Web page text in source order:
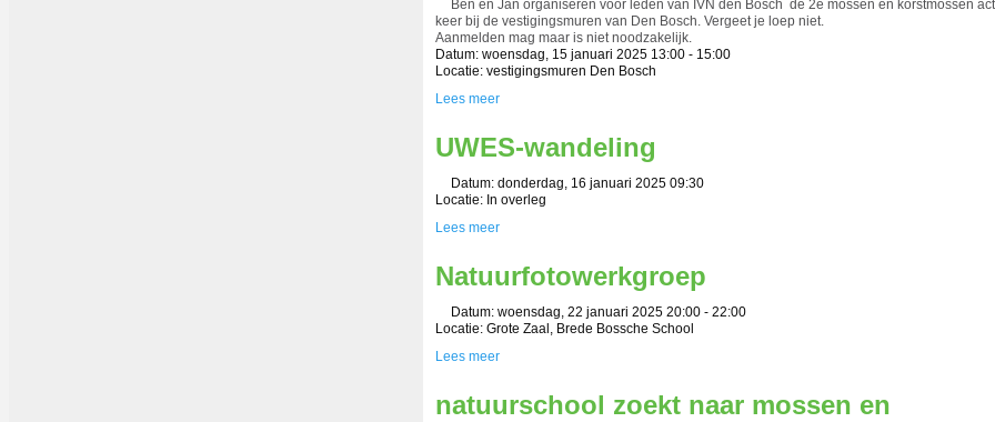
Ben en Jan organiseren voor leden van IVN den Bosch de 2e mossen en korstmossen
keer bij de vestigingsmuren van Den Bosch. Vergeet je loep niet.
Aanmelden mag maar is niet noodzakelijk.
Datum: woensdag, 15 januari 2025 13:00 - 15:00
Locatie: vestigingsmuren Den Bosch
Lees meer
UWES-wandeling
Datum: donderdag, 16 januari 2025 09:30
Locatie: In overleg
Lees meer
Natuurfotowerkgroep
Datum: woensdag, 22 januari 2025 20:00 - 22:00
Locatie: Grote Zaal, Brede Bossche School
Lees meer
natuurschool zoekt naar mossen en